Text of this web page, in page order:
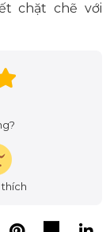
chặt chẽ với